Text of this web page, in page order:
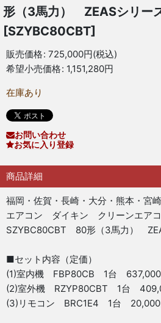
形（3馬力） ZEASシリ
[SZYBC80CBT]
販売価格: 725,000円(税込)
希望小売価格: 1,151,280円
在庫あり
お問い合わせ
お気に入り登録
商品詳細
福岡・佐賀・長崎・大分・熊本・宮
エアコン ダイキン クリーンエア
SZYBC80CBT 80形（3馬力）
■セット内容（定価）
(1)室内機 FBP80CB 1台
(2)室外機 RZYP80CBT 1台
(3)リモコン BRC1E4 1台 20,000